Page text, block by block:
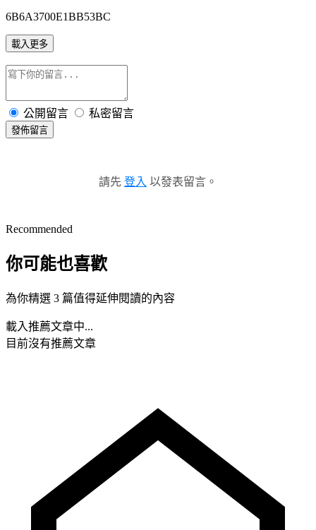
6B6A3700E1BB53BC
載入更多
公開留言 私密留言
發佈留言
請先 登入 以發表留言。
Recommended
你可能也喜歡
為你精選 3 篇值得延伸閱讀的內容
載入推薦文章中...
目前沒有推薦文章